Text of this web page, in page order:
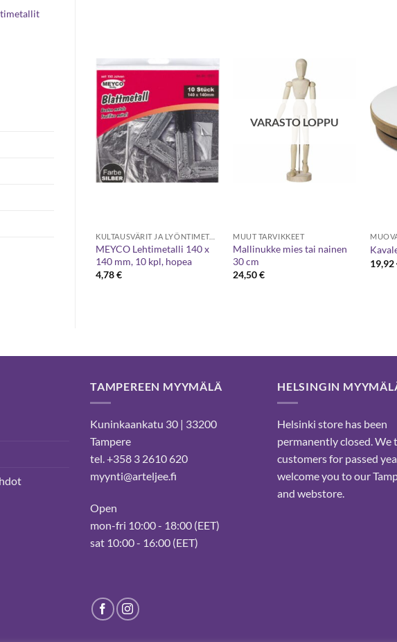
KULTAUSVÄRIT JA LYÖNTIMETALLIT
MEYCO Lehtimetalli 140 x
140 mm, 10 kpl, hopea
4,78€
VARASTO LOPPU
MUUT TARVIKKEET
Mallinukke mies tai nainen
30 cm
24,50€
19,92
TAMPEREEN MYYMÄLÄ
Kuninkaankatu 30 | 33200
Tampere
tel. +358 3 2610 620
myynti@arteljee.fi
Open
mon-fri 10:00 - 18:00 (EET)
sat 10:00 - 16:00 (EET)
HELSINGIN
Helsinki store has been
permanently closed. We
customers for passed
welcome you to our
and webstore.